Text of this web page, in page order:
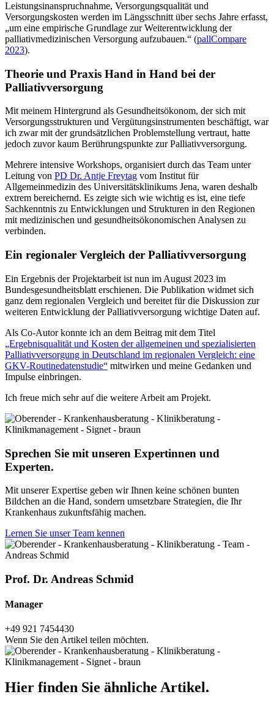
Leistungsinanspruchnahme, Versorgungsqualität und
Versorgungskosten werden im Längsschnitt über sechs Jahre erfasst,
„um eine empirische Grundlage zur Weiterentwicklung der
palliativmedizinischen Versorgung aufzubauen.“ (pallCompare
2023).
Theorie und Praxis Hand in Hand bei der
Palliativversorgung
Mit meinem Hintergrund als Gesundheitsökonom, der sich mit
Versorgungsstrukturen und Vergütungsinstrumenten beschäftigt, war
ich zwar mit der grundsätzlichen Problemstellung vertraut, hatte
jedoch zuvor kaum Berührungspunkte zur Palliativversorgung.
Mehrere intensive Workshops, organisiert durch das Team unter
Leitung von PD Dr. Antje Freytag vom Institut für
Allgemeinmedizin des Universitätsklinikums Jena, waren deshalb
extrem bereichernd. Es zeigte sich wie wichtig es ist, eine tiefe
Sachkenntnis zu Entwicklungen und Strukturen in den Regionen
mit medizinischen und gesundheitsökonomischen Analysen zu
verbinden.
Ein regionaler Vergleich der Palliativversorgung
Ein Ergebnis der Projektarbeit ist nun im August 2023 im
Bundesgesundheitsblatt erschienen. Die Publikation widmet sich
ganz dem regionalen Vergleich und bereitet für die Diskussion zur
weiteren Entwicklung der Palliativversorgung wichtige Daten auf.
Als Co-Autor konnte ich an dem Beitrag mit dem Titel
„Ergebnisqualität und Kosten der allgemeinen und spezialisierten
Palliativversorgung in Deutschland im regionalen Vergleich: eine
GKV-Routinedatenstudie“ mitwirken und meine Gedanken und
Impulse einbringen.
Ich freue mich sehr auf die weitere Arbeit am Projekt.
Sprechen Sie mit unseren Expertinnen und
Experten.
Mit unserer Expertise geben wir Ihnen keine schönen bunten
Bildchen an die Hand, sondern umsetzbare Strategien, die Ihr
Krankenhaus zukunftsfähig machen.
Lernen Sie unser Team kennen
Prof. Dr. Andreas Schmid
Manager
+49 921 7454430
Wenn Sie den Artikel teilen möchten.
Hier finden Sie ähnliche Artikel.